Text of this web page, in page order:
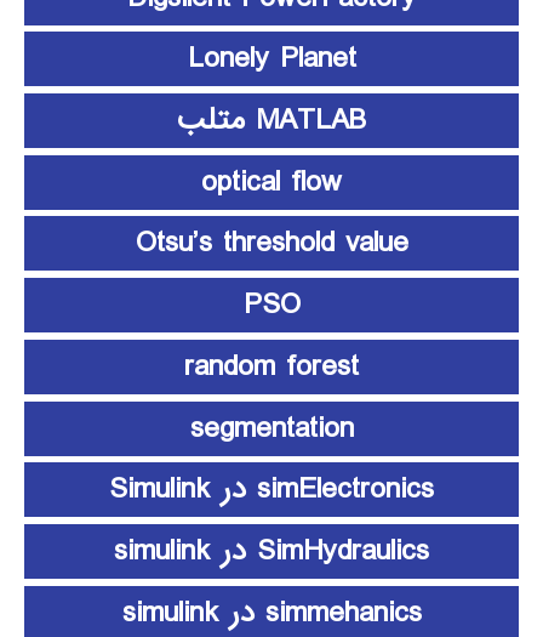
Lonely Planet
MATLAB متلب
optical flow
Otsu’s threshold value
PSO
random forest
segmentation
simElectronics در Simulink
SimHydraulics در simulink
simmehanics در simulink